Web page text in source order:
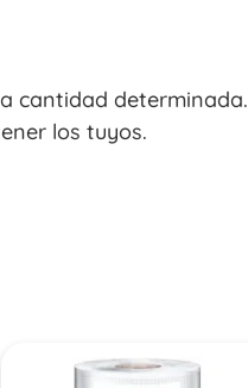
cantidad determinada.
los tuyos.